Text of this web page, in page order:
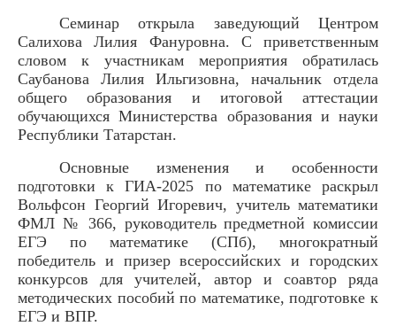
Семинар открыла заведующий Центром
Салихова Лилия Фануровна. С приветственным
словом к участникам мероприятия обратилась
Саубанова Лилия Ильгизовна, начальник отдела
общего образования и итоговой аттестации
обучающихся Министерства образования и науки
Республики Татарстан.
Основные изменения и особенности
подготовки к ГИА-2025 по математике раскрыл
Вольфсон Георгий Игоревич, учитель математики
ФМЛ № 366, руководитель предметной комиссии
ЕГЭ по математике (СПб), многократный
победитель и призер всероссийских и городских
конкурсов для учителей, автор и соавтор ряда
методических пособий по математике, подготовке к
ЕГЭ и ВПР.